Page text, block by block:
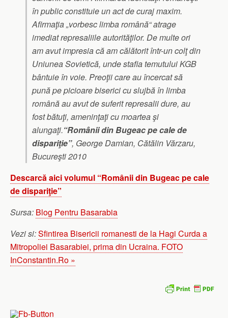
în public constituie un act de curaj maxim.
Afirmaţia „vorbesc limba română“ atrage
imediat represaliile autorităţilor. De multe ori
am avut impresia că am călătorit într-un colţ din
Uniunea Sovietică, unde stafia temutului KGB
bântuie în voie. Preoţii care au încercat să
pună pe picioare biserici cu slujbă în limba
română au avut de suferit represalii dure, au
fost bătuţi, ameninţaţi cu moartea şi
alungaţi.“Românii din Bugeac pe cale de
dispariţie”, George Damian, Cătălin Vărzaru,
Bucureşti 2010
Descarcă aici volumul “Românii din Bugeac pe cale
de dispariţie”
Sursa: Blog Pentru Basarabia
Vezi si:Sfintirea Bisericii romanesti de la Hagi Curda a
Mitropoliei Basarabiei, prima din Ucraina. FOTO
InConstantin.Ro »